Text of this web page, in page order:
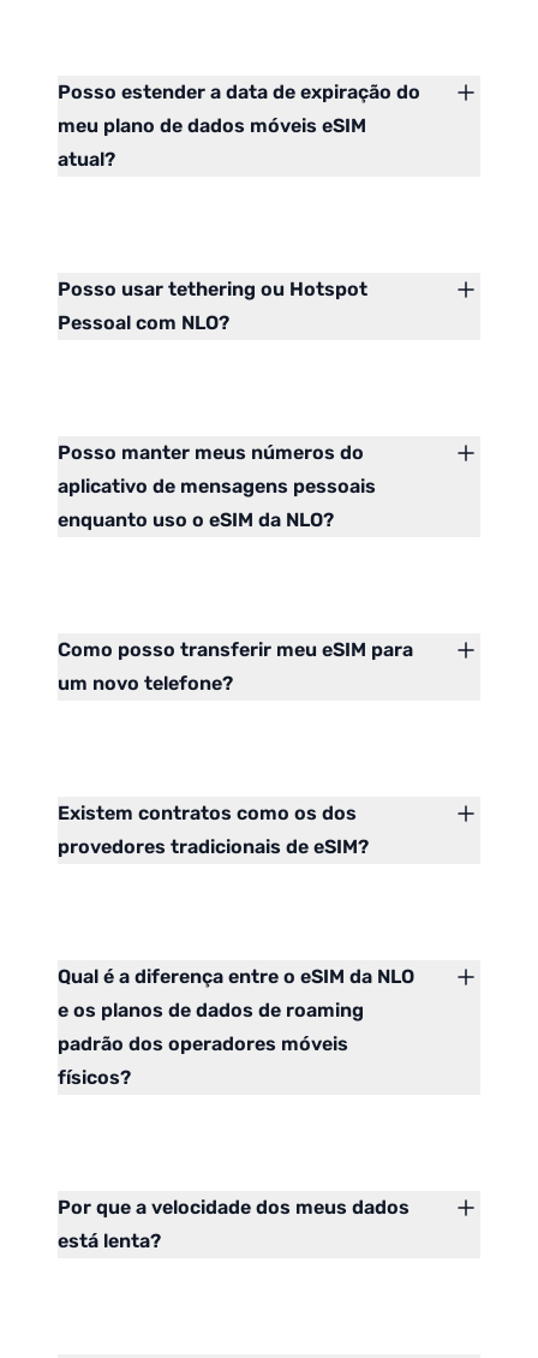
Posso estender a data de expiração do
meu plano de dados móveis eSIM
atual?
Posso usar tethering ou Hotspot
Pessoal com NLO?
Posso manter meus números do
aplicativo de mensagens pessoais
enquanto uso o eSIM da NLO?
Como posso transferir meu eSIM para
um novo telefone?
Existem contratos como os dos
provedores tradicionais de eSIM?
Qual é a diferença entre o eSIM da NLO
e os planos de dados de roaming
padrão dos operadores móveis
físicos?
Por que a velocidade dos meus dados
está lenta?